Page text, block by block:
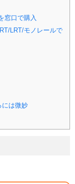
窓口で購入
LRT/モノレールで
には微妙